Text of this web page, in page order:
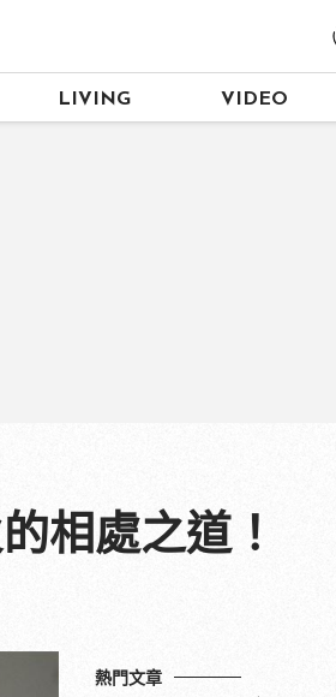
LIVING VIDEO
相處之道！
熱門文章